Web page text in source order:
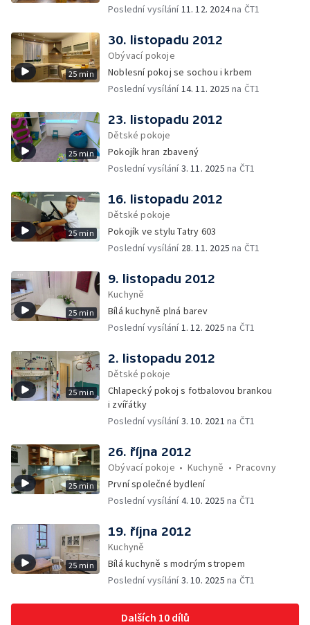
Poslední vysílání11. 12. 2024na ČT1
25 min
30. listopadu 2012
Obývací pokoje
Noblesní pokoj se sochou i krbem
Poslední vysílání14. 11. 2025 na ČT1
25 min
23. listopadu 2012
Dětské pokoje
Pokojík hran zbavený
Poslední vysílání3. 11. 2025 na ČT1
25 min
16. listopadu 2012
Dětské pokoje
Pokojík ve stylu Tatry 603
Poslední vysílání 28. 11. 2025 na ČT1
25 min
9. listopadu 2012
Kuchyně
Bílá kuchyně plná barev
Poslední vysílání1. 12. 2025 na ČT1
25 min
2. listopadu 2012
Dětské pokoje
Chlapecký pokoj s fotbalovou brankou
i zvířátky
Poslední vysílání3. 10. 2021 na ČT1
25 min
26. října 2012
Obývací pokoje • Kuchyně •Pracovny
První společné bydlení
Poslední vysílání4. 10. 2025 na ČT1
25 min
19. října 2012
Kuchyně
Bílá kuchyně s modrým stropem
Poslední vysílání3. 10. 2025 na ČT1
Dalších 10 dílů